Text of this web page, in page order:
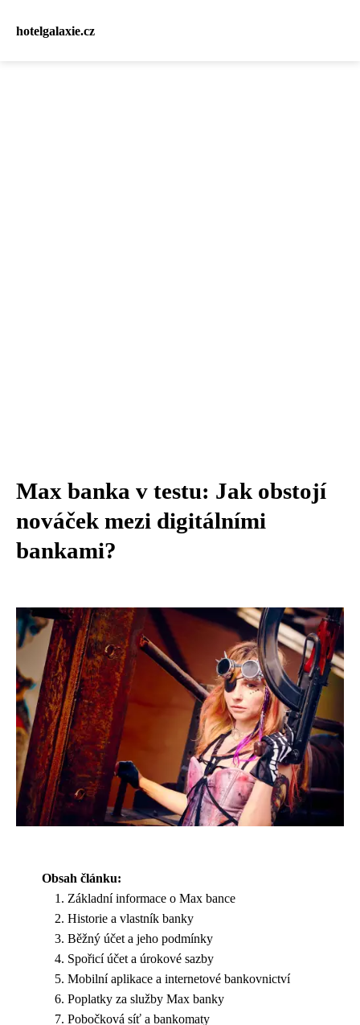
hotelgalaxie.cz
Max banka v testu: Jak obstojí
nováček mezi digitálními
bankami?
Obsah článku:
Základní informace o Max bance
Historie a vlastník banky
Běžný účet a jeho podmínky
Spořicí účet a úrokové sazby
Mobilní aplikace a internetové bankovnictví
Poplatky za služby Max banky
Pobočková síť a bankomaty